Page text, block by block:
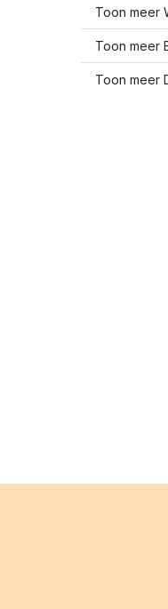
Toon meer
Toon meer
Toon meer